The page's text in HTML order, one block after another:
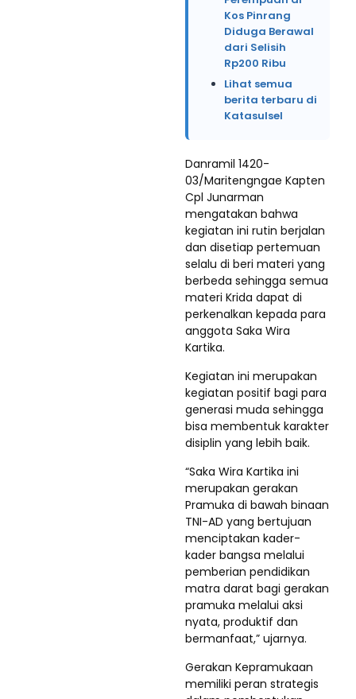
Kos Pinrang
Diduga Berawal
dari Selisih
Rp200 Ribu
Lihat semua
berita terbaru di
Katasulsel
Danramil 1420-
03/Maritengngae Kapten
Cpl Junarman
mengatakan bahwa
kegiatan ini rutin berjalan
dan disetiap pertemuan
selalu di beri materi yang
berbeda sehingga semua
materi Krida dapat di
perkenalkan kepada para
anggota Saka Wira
Kartika.
Kegiatan ini merupakan
kegiatan positif bagi para
generasi muda sehingga
bisa membentuk karakter
disiplin yang lebih baik.
“Saka Wira Kartika ini
merupakan gerakan
Pramuka di bawah binaan
TNI-AD yang bertujuan
menciptakan kader-
kader bangsa melalui
pemberian pendidikan
matra darat bagi gerakan
pramuka melalui aksi
nyata, produktif dan
bermanfaat,” ujarnya.
Gerakan Kepramukaan
memiliki peran strategis